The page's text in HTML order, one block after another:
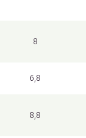
8
6,8
8,8